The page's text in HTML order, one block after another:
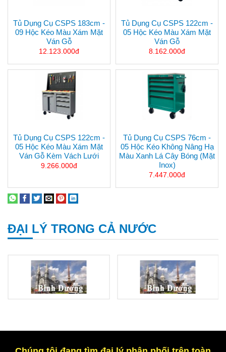
Tủ Dụng Cụ CSPS 183cm -
09 Hộc Kéo Màu Xám Mặt
Ván Gỗ
12.123.000đ
Tủ Dụng Cụ CSPS 122cm -
05 Hộc Kéo Màu Xám Mặt
Ván Gỗ
8.162.000đ
Tủ Dụng Cụ CSPS 122cm -
05 Hộc Kéo Màu Xám Mặt
Ván Gỗ Kèm Vách Lưới
9.266.000đ
Tủ Dụng Cụ CSPS 76cm -
05 Hộc Kéo Không Nâng Hạ
Màu Xanh Lá Cây Bóng (mặt
Inox)
7.447.000đ
ĐẠI LÝ TRONG CẢ NƯỚC